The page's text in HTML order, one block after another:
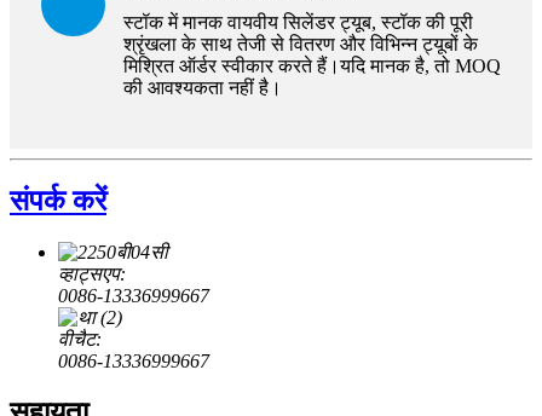
स्टॉक में मानक वायवीय सिलेंडर ट्यूब, स्टॉक की पूरी
श्रृंखला के साथ तेजी से वितरण और विभिन्न ट्यूबों के
मिश्रित ऑर्डर स्वीकार करते हैं।यदि मानक है, तो MOQ
की आवश्यकता नहीं है।
संपर्क करें
व्हाट्सएप:
0086-13336999667
वीचैट:
0086-13336999667